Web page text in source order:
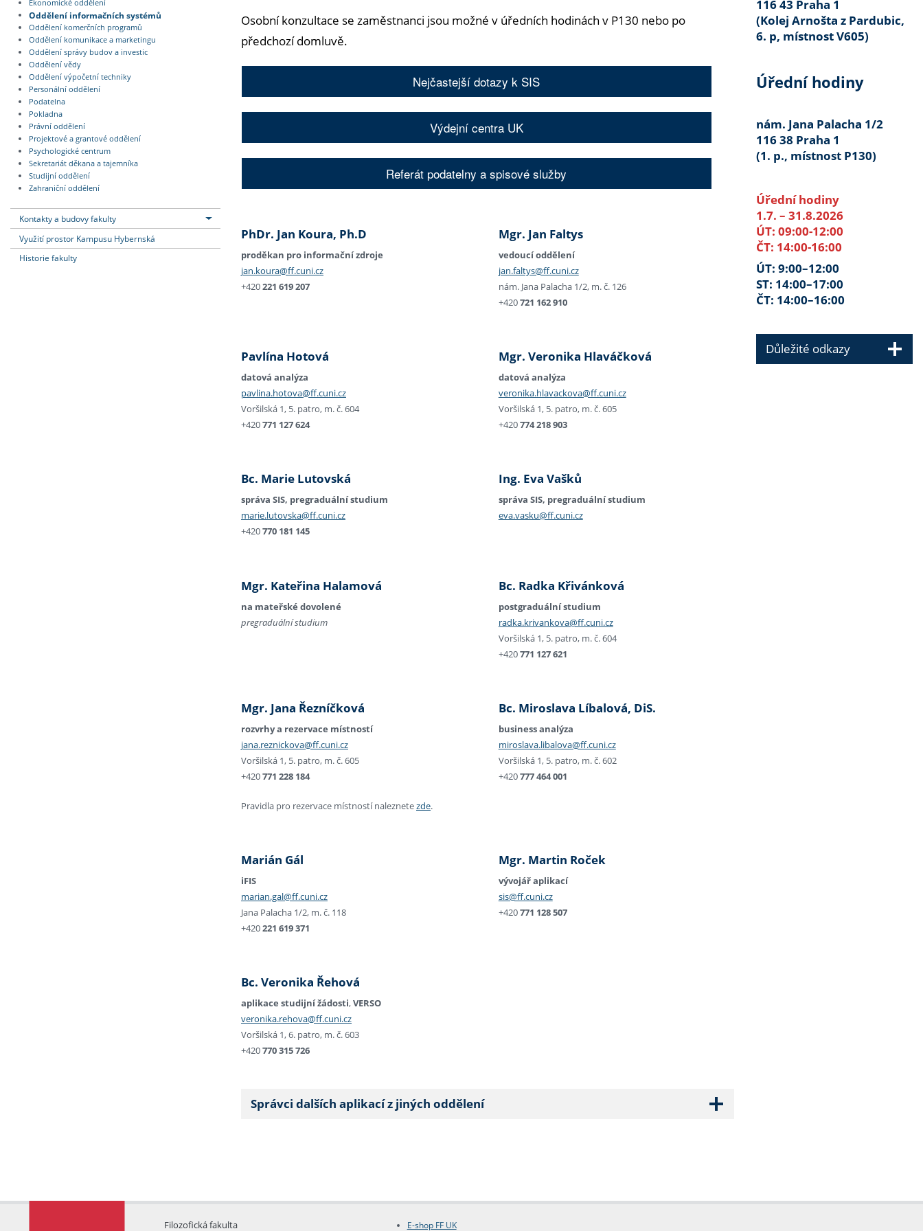
Ekonomické oddělení
Oddělení informačních systémů
Oddělení komerčních programů
Oddělení komunikace a marketingu
Oddělení správy budov a investic
Oddělení vědy
Oddělení výpočetní techniky
Personální oddělení
Podatelna
Pokladna
Právní oddělení
Projektové a grantové oddělení
Psychologické centrum
Sekretariát děkana a tajemníka
Studijní oddělení
Zahraniční oddělení
Kontakty a budovy fakulty
Využití prostor Kampusu Hybernská
Historie fakulty
Osobní konzultace se zaměstnanci jsou možné v úředních hodinách v P130 nebo po
předchozí domluvě.
Nejčastejší dotazy k SIS
Výdejní centra UK
Referát podatelny a spisové služby
PhDr. Jan Koura, Ph.D
proděkan pro informační zdroje
jan.koura@ff.cuni.cz
+420221 619 207
Mgr. Jan Faltys
vedoucí oddělení
jan.faltys@ff.cuni.cz
nám. Jana Palacha 1/2, m. č. 126
+420721 162 910
Pavlína Hotová
datová analýza
pavlina.hotova@ff.cuni.cz
Voršilská 1, 5. patro, m. č. 604
+420771 127 624
Mgr. Veronika Hlaváčková
datová analýza
veronika.hlavackova@ff.cuni.cz
Voršilská 1, 5. patro, m. č. 605
+420774 218 903
Bc. Marie Lutovská
správa SIS, pregraduální studium
marie.lutovska@ff.cuni.cz
+420770 181 145
Ing. Eva Vašků
správa SIS, pregraduální studium
eva.vasku@ff.cuni.cz
Mgr. Kateřina Halamová
na mateřské dovolené
pregraduální studium
Bc. Radka Křivánková
postgraduální studium
radka.krivankova@ff.cuni.cz
Voršilská 1, 5. patro, m. č. 604
+420771 127 621
Mgr. Jana Řezníčková
rozvrhy a rezervace místností
jana.reznickova@ff.cuni.cz
Voršilská 1, 5. patro, m. č. 605
+420771 228 184
Pravidla pro rezervace místností naleznetezde.
Bc. Miroslava Líbalová, DiS.
business analýza
miroslava.libalova@ff.cuni.cz
Voršilská 1, 5. patro, m. č. 602
+420777 464 001
Marián Gál
iFIS
marian.gal@ff.cuni.cz
Jana Palacha 1/2, m. č. 118
+420221 619 371
Mgr. Martin Roček
vývojář aplikací
sis@ff.cuni.cz
+420771 128 507
Bc. Veronika Řehová
aplikace studijní žádosti,VERSO
veronika.rehova@ff.cuni.cz
Voršilská 1, 6. patro, m. č. 603
+420770 315 726
Správci dalších aplikací z jiných oddělení
116 43 Praha 1
(Kolej Arnošta z Pardubic,
6. p, místnost V605)
Úřední hodiny
nám. Jana Palacha 1/2
116 38 Praha 1
(1. p., místnost P130)
Úřední hodiny
1.7. – 31.8.2026
ÚT: 09:00-12:00
ČT: 14:00-16:00
ÚT: 9:00–12:00
ST: 14:00–17:00
ČT: 14:00–16:00
Důležité odkazy
Filozofická fakulta
E-shop FF UK